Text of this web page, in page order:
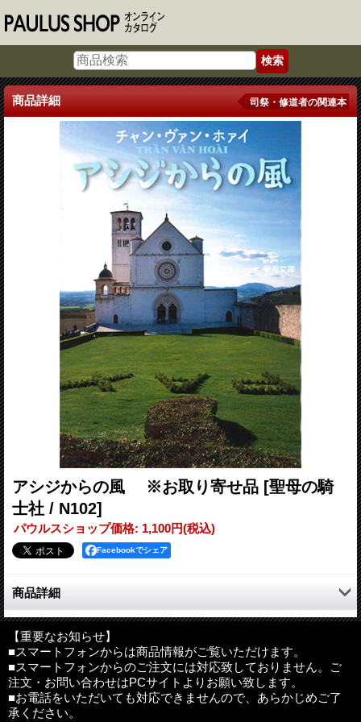
商品詳細 司祭・修道者の関連本
アシジからの風 ※お取り寄せ品 [聖母の騎
士社 / N102]
パウルスショップ価格: 1,100円(税込)
Facebookでシェア
商品詳細
人が場所を造るのでしょうか。場所が人を造るのでしょうか。ア
シジという町がフランチェスコを造ったことは確かです。また、
聖フランシスコが今のアシジを造ったことも確かです。そして、
そのアシジの町がホァイ神父様を育てる中で生まれたのがこの本
です。
【重要なお知らせ】
■スマートフォンからは商品情報がご覧いただけます。
■スマートフォンからのご注文には対応致しておりません。ご
注文・お問い合わせはPCサイトよりお願い致します。
■お電話をいただいても対応できませんので、あらかじめご了
承ください。